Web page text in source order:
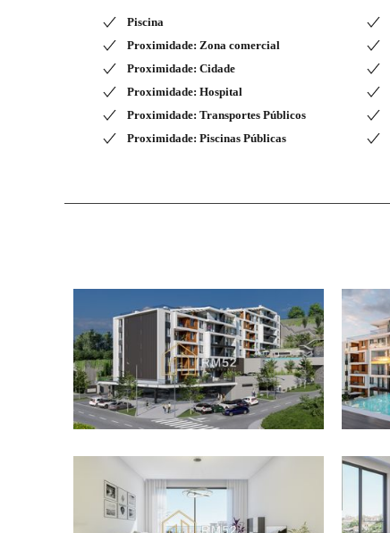
Piscina
Proximidade: Zona comercial
Proximidade: Cidade
Proximidade: Hospital
Proximidade: Transportes Públicos
Proximidade: Piscinas Públicas